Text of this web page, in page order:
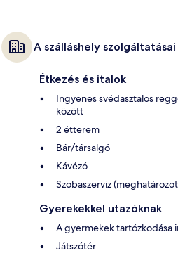
A szálláshely szolgáltatásai
Étkezés és italok
Ingyenes svédasztalos
között
2 étterem
Bár/társalgó
Kávézó
Szobaszerviz
Gyerekekkel utazóknak
A gyermekek tartózkodása
Játszótér